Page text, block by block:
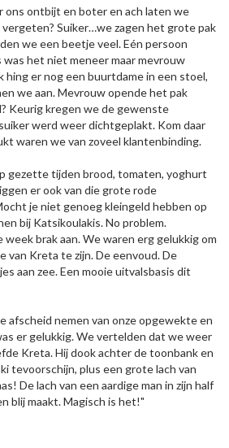
ons ontbijt en boter en ach laten we
Suiker…we zagen het grote pak
we een beetje veel. Eén persoon
het niet meneer maar mevrouw
hing er nog een buurtdame in een stoel,
we aan. Mevrouw opende het pak
Keurig kregen we de gewenste
werd weer dichtgeplakt. Kom daar
waren we van zoveel klantenbinding.
gezette tijden brood, tomaten, yoghurt
er ook van die grote rode
je niet genoeg kleingeld hebben op
bij Katsikoulakis. No problem.
week brak aan. We waren erg gelukkig om
van Kreta te zijn. De eenvoud. De
aan zee. Een mooie uitvalsbasis dit
afscheid nemen van onze opgewekte en
er gelukkig. We vertelden dat we weer
Kreta. Hij dook achter de toonbank en
tevoorschijn, plus een grote lach van
De lach van een aardige man in zijn half
blij maakt. Magisch is het!"